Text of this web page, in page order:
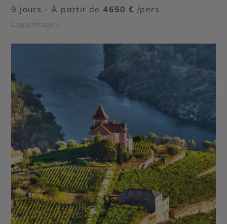
9 jours - À partir de 4650 € /pers
Copenhague